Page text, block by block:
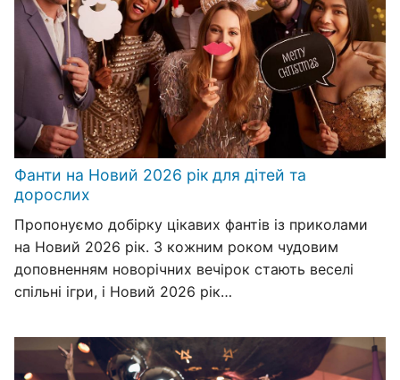
Фанти на Новий 2026 рік для дітей та
дорослих
Пропонуємо добірку цікавих фантів із приколами
на Новий 2026 рік. З кожним роком чудовим
доповненням новорічних вечірок стають веселі
спільні ігри, і Новий 2026 рік…